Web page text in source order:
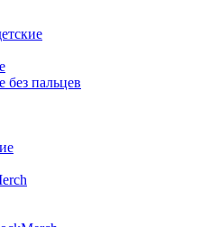
без пальцев